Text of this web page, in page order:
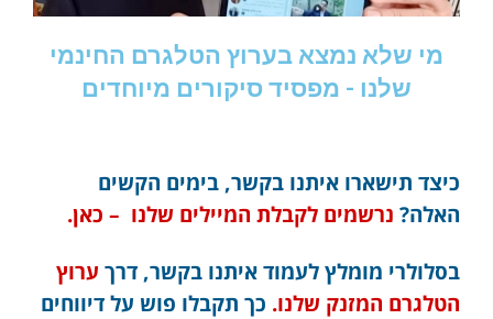
מי שלא נמצא בערוץ הטלגרם החינמי
שלנו - מפסיד סיקורים מיוחדים
כיצד תישארו איתנו בקשר, בימים הקשים
האלה? נרשמים לקבלת המיילים שלנו – כאן.
בסלולרי מומלץ לעמוד איתנו בקשר, דרך ערוץ
הטלגרם המזנק שלנו. כך תקבלו פוש על דיווחים